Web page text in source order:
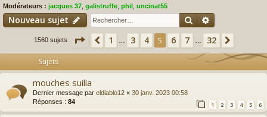
s
e
Modérateurs : jacques 37 galistruffe phil uncinat55
Nouveau sujet Rechercher
1560 sujets Page 5 sur 32
Précédent
1 3 4 5 6 7 32
Sujets
mouches suilia
Dernier message par eldiablo12 « 30 janv. 2023 00:58
Réponses : 84 1 2 3 4 5 6